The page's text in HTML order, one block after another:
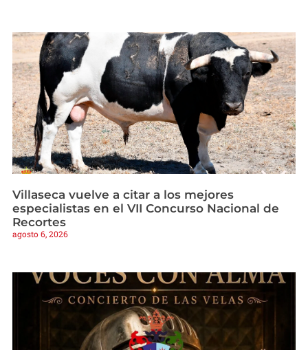
Villaseca vuelve a citar a los mejores
especialistas en el VII Concurso Nacional de
Recortes
agosto 6, 2026